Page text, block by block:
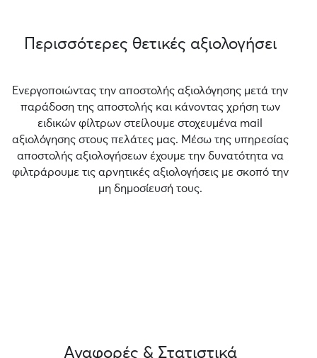
Περισσότερες θετικές αξιολογήσει
Ενεργοποιώντας την αποστολής αξιολόγησης μετά την
παράδοση της αποστολής και κάνοντας χρήση των
ειδικών φίλτρων στείλουμε στοχευμένα mail
αξιολόγησης στους πελάτες μας. Μέσω της υπηρεσίας
αποστολής αξιολογήσεων έχουμε την δυνατότητα να
φιλτράρουμε τις αρνητικές αξιολογήσεις με σκοπό την
μη δημοσίευσή τους.
Αναφορές & Στατιστικά